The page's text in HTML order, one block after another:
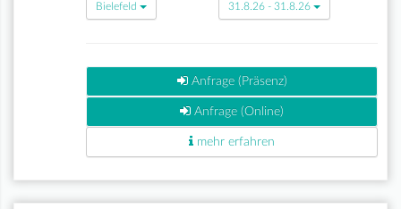
Bielefeld 31.8.26 - 31.8.26
Anfrage (Präsenz)
Anfrage (Online)
mehr erfahren